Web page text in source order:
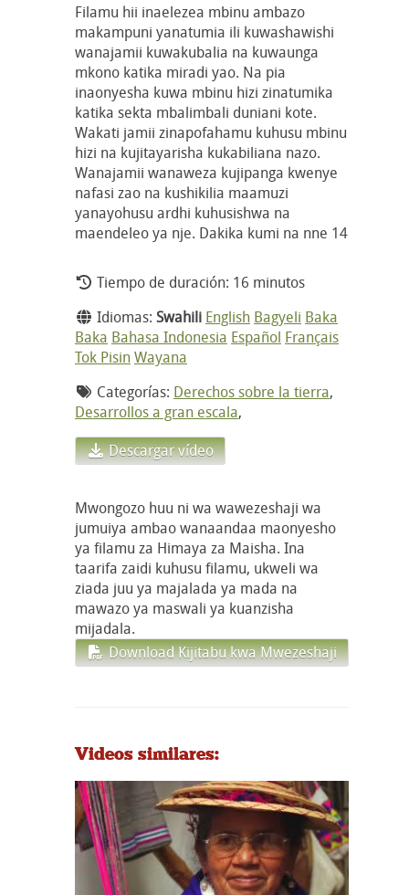
Filamu hii inaelezea mbinu ambazo
makampuni yanatumia ili kuwashawishi
wanajamii kuwakubalia na kuwaunga
mkono katika miradi yao. Na pia
inaonyesha kuwa mbinu hizi zinatumika
katika sekta mbalimbali duniani kote.
Wakati jamii zinapofahamu kuhusu mbinu
hizi na kujitayarisha kukabiliana nazo.
Wanajamii wanaweza kujipanga kwenye
nafasi zao na kushikilia maamuzi
yanayohusu ardhi kuhusishwa na
maendeleo ya nje. Dakika kumi na nne 14
Tiempo de duración: 16 minutos
Idiomas: Swahili English Bagyeli Baka
Baka Bahasa Indonesia Español Français
Tok PisinWayana
Categorías: Derechos sobre la tierra,
Desarrollos a gran escala,
Descargar vídeo
Mwongozo huu ni wa wawezeshaji wa
jumuiya ambao wanaandaa maonyesho
ya filamu za Himaya za Maisha. Ina
taarifa zaidi kuhusu filamu, ukweli wa
ziada juu ya majalada ya mada na
mawazo ya maswali ya kuanzisha
mijadala.
Download Kijitabu kwa Mwezeshaji
Videos similares: